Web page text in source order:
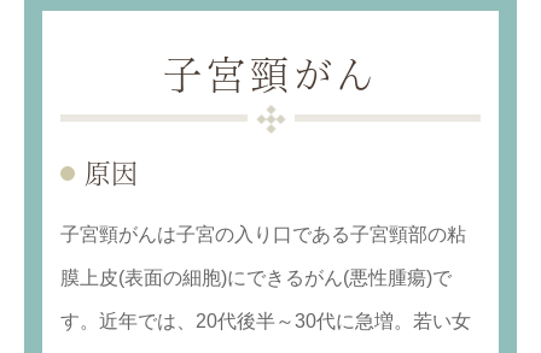
子宮頸がん
原因
子宮頸がんは子宮の入り口である子宮頸部の粘
膜上皮(表面の細胞)にできるがん(悪性腫瘍)で
す。近年では、20代後半～30代に急増。若い女